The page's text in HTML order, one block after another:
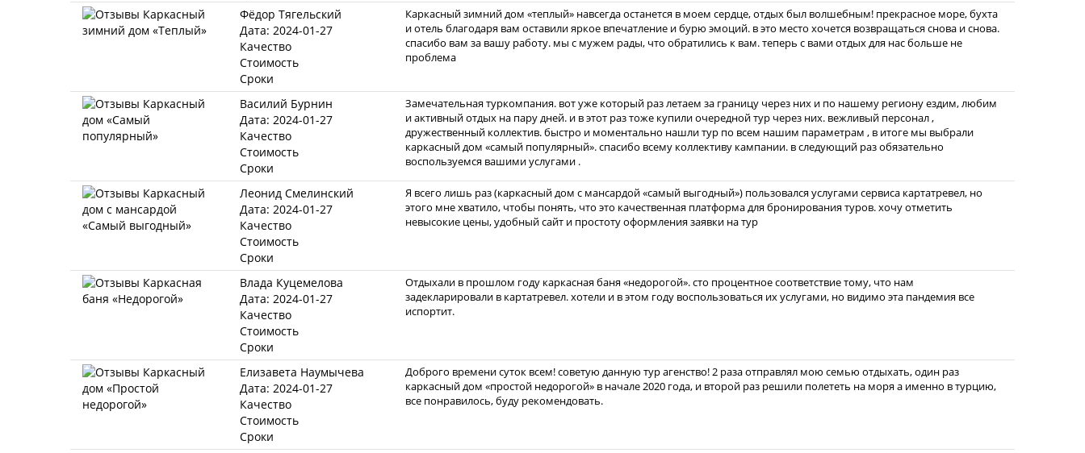
Фёдор Тягельский
Дата: 2024-01-27
Качество
Стоимость
Сроки
Каркасный зимний дом «теплый» навсегда останется в моем сердце, отдых был волшебным! прекрасное море, бухта
и отель благодаря вам оставили яркое впечатление и бурю эмоций. в это место хочется возвращаться снова и снова.
спасибо вам за вашу работу. мы с мужем рады, что обратились к вам. теперь с вами отдых для нас больше не
проблема
Василий Бурнин
Дата: 2024-01-27
Качество
Стоимость
Сроки
Замечательная туркомпания. вот уже который раз летаем за границу через них и по нашему региону ездим, любим
и активный отдых на пару дней. и в этот раз тоже купили очередной тур через них. вежливый персонал ,
дружественный коллектив. быстро и моментально нашли тур по всем нашим параметрам , в итоге мы выбрали
каркасный дом «самый популярный». спасибо всему коллективу кампании. в следующий раз обязательно
воспользуемся вашими услугами .
Леонид Смелинский
Дата: 2024-01-27
Качество
Стоимость
Сроки
Я всего лишь раз (каркасный дом с мансардой «самый выгодный») пользовался услугами сервиса картатревел, но
этого мне хватило, чтобы понять, что это качественная платформа для бронирования туров. хочу отметить
невысокие цены, удобный сайт и простоту оформления заявки на тур
Влада Куцемелова
Дата: 2024-01-27
Качество
Стоимость
Сроки
Отдыхали в прошлом году каркасная баня «недорогой». сто процентное соответствие тому, что нам
задекларировали в картатревел. хотели и в этом году воспользоваться их услугами, но видимо эта пандемия все
испортит.
Елизавета Наумычева
Дата: 2024-01-27
Качество
Стоимость
Сроки
Доброго времени суток всем! советую данную тур агенство! 2 раза отправлял мою семью отдыхать, один раз
каркасный дом «простой недорогой» в начале 2020 года, и второй раз решили полететь на моря а именно в турцию,
все понравилось, буду рекомендовать.